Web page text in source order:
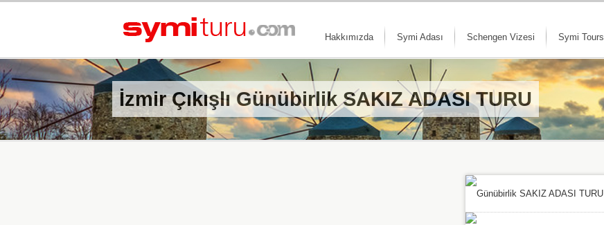
Hakkımızda Symi Adası Schengen Vizesi Symi Tours
İzmir Çıkışlı Günübirlik SAKIZ ADASI TURU
Günübirlik SAKIZ ADASI TURU